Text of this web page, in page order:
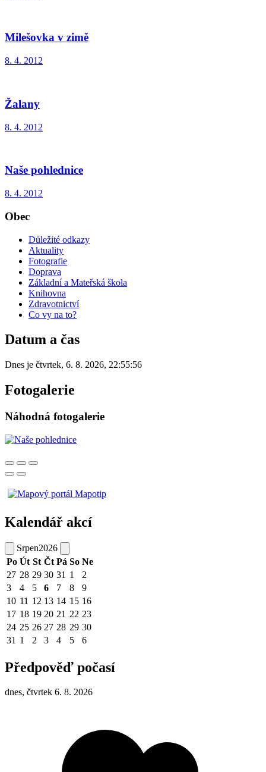
Milešovka v zimě
8. 4. 2012
Žalany
8. 4. 2012
Naše pohlednice
8. 4. 2012
Obec
Důležité odkazy
Aktuality
Fotografie
Doprava
Základní a Mateřská škola
Knihovna
Zdravotnictví
Co vy na to?
Datum a čas
Dnes je čtvrtek, 6. 8. 2026, 22:55:56
Fotogalerie
Náhodná fotogalerie
Kalendář akcí
Srpen2026
Po Út St Čt Pá So Ne
27 28 29 30 31 1
2
3
4 5 6 7 8
9
10 11 12 13 14 15 16
17 18 19 20 21 22 23
24 25 26 27 28 29 30
31 1 2 3 4 5 6
Předpověď počasí
dnes, čtvrtek 6. 8. 2026